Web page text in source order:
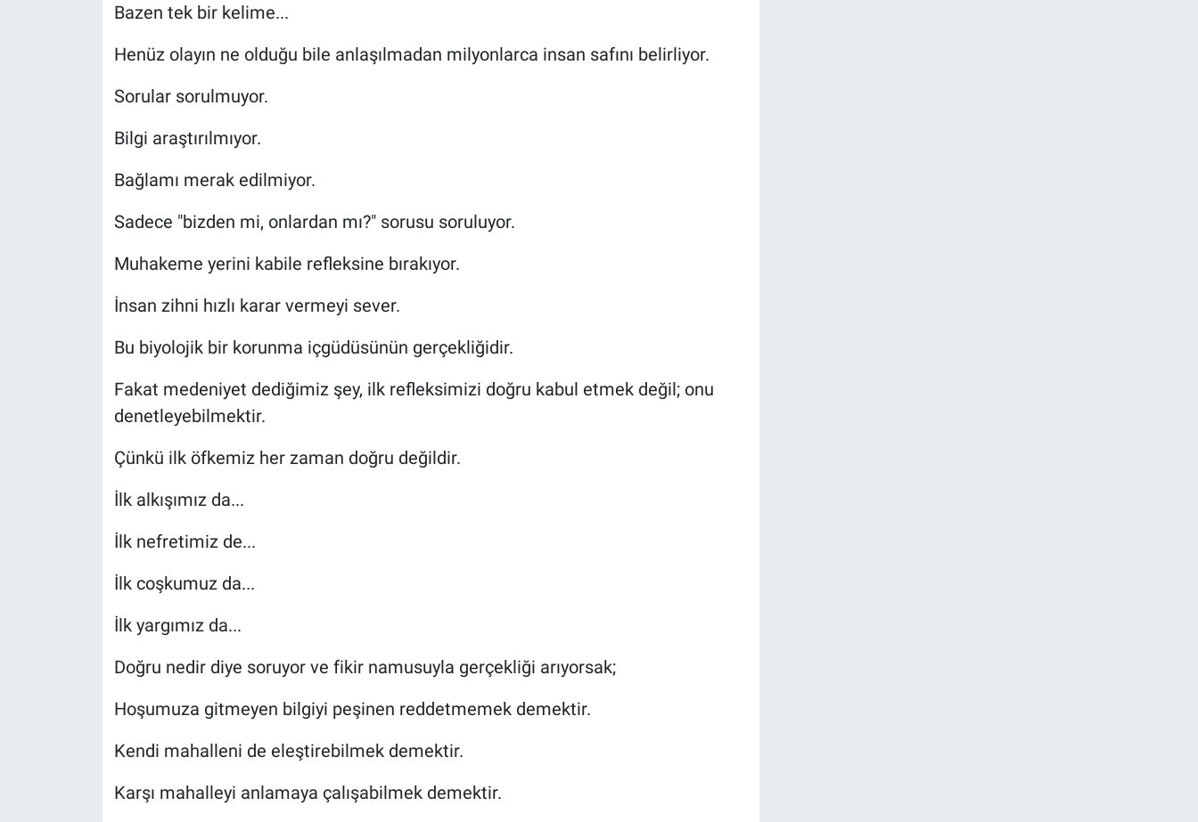
Bazen tek bir kelime...
Henüz olayın ne olduğu bile anlaşılmadan milyonlarca insan safını belirliyor.
Sorular sorulmuyor.
Bilgi araştırılmıyor.
Bağlamı merak edilmiyor.
Sadece "bizden mi, onlardan mı?" sorusu soruluyor.
Muhakeme yerini kabile refleksine bırakıyor.
İnsan zihni hızlı karar vermeyi sever.
Bu biyolojik bir korunma içgüdüsünün gerçekliğidir.
Fakat medeniyet dediğimiz şey, ilk refleksimizi doğru kabul etmek değil; onu
denetleyebilmektir.
Çünkü ilk öfkemiz her zaman doğru değildir.
İlk alkışımız da...
İlk nefretimiz de...
İlk coşkumuz da...
İlk yargımız da...
Doğru nedir diye soruyor ve fikir namusuyla gerçekliği arıyorsak;
Hoşumuza gitmeyen bilgiyi peşinen reddetmemek demektir.
Kendi mahalleni de eleştirebilmek demektir.
Karşı mahalleyi anlamaya çalışabilmek demektir.